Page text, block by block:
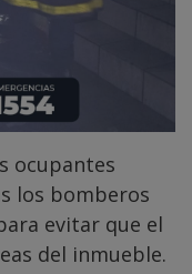
ocupantes
los bomberos
evitar que el
del inmueble.